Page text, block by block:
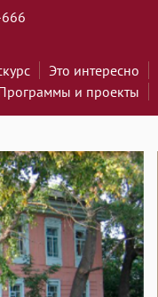
Это интересно
и проекты